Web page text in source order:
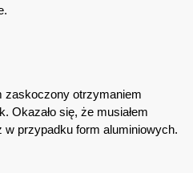
zaskoczony otrzymaniem
Okazało się, że musiałem
w przypadku form aluminiowych.